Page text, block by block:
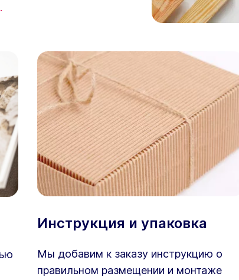
Инструкция и упаковка
Мы добавим к заказу инструкцию о
правильном размещении и монтаже